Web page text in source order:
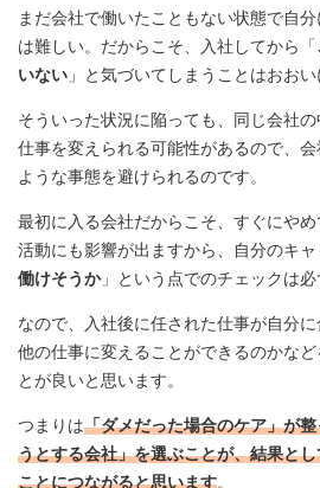
まだ会社で働いたこともない状態で自
は難しい。だからこそ、入社してから「
いない 」と気づいてしまうことはおおい
そういった状況に陥っても、同じ会社
仕事を変えられる可能性があるので、
ような事態を避けられるのです。
最初に入る会社だからこそ、すぐにや
活動にも影響が出ますから、自分のキ
働けそうか」という点でのチェックは必
なので、入社後に任された仕事が自分に
他の仕事に変えることができるのかな
とが良いと思います。
つまりは「ダメだった場合のケア」が
うとする会社」を選ぶことが、結果と
ことにつながると思います。